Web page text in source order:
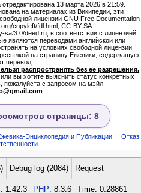
13 марта 2026 в 21:59.
на материалах из Википедии, эти
лицензии GNU Free Documentation
copyleft/fdl.html, CC-BY-SA
3.0/deed.ru, в соответствии с лицензией
являются переводами английской или
на условиях свободной лицензии
на страницу Ежевики, содержащую
перевод.
распространять без ее разрешения.
вы хотите выяснить статус конкретных
пожалуйста с запросом на мэйл
страницы: 8
Энциклопедия и Публикации
Отказ
Debug log (2084) Request
: 1.42.3 PHP: 8.3.6 Time: 0.28861